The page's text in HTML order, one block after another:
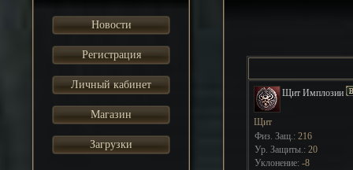
Новости
Регистрация
Личный кабинет
Магазин
Загрузки
Щит Имплозии
Щит
Физ. Защ.: 216
Ур. Защиты.: 20
Уклонение: -8